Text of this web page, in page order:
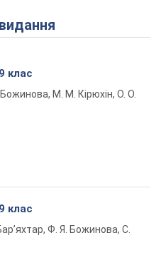
Play Video
клас
М. М. Кірюхін, О. О.
клас
Ф. Я. Божинова, С.